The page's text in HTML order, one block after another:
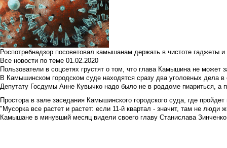
Роспотребнадзор посоветовал камышанам держать в чистоте гаджеты
Все новости по теме 01.02.2020
Пользователи в соцсетях грустят о том, что глава Камышина не может
В Камышинском городском суде находятся сразу два уголовных дела
Депутату Госдумы Анне Кувычко надо было не в роддоме пиариться, а
Простора в зале заседания Камышинского городского суда, где
"Мусорка все растет и растет: если 11-й квартал - значит, там не люди
Камышане в минувший месяц видели своего главу Станислава Зинченко